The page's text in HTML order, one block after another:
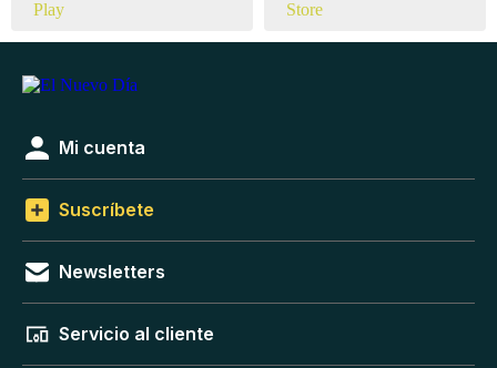
Mi cuenta
Suscríbete
Newsletters
Servicio al cliente